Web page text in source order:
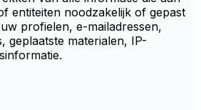
entiteiten noodzakelijk of gepast
profielen, e-mailadressen,
geplaatste materialen, IP-